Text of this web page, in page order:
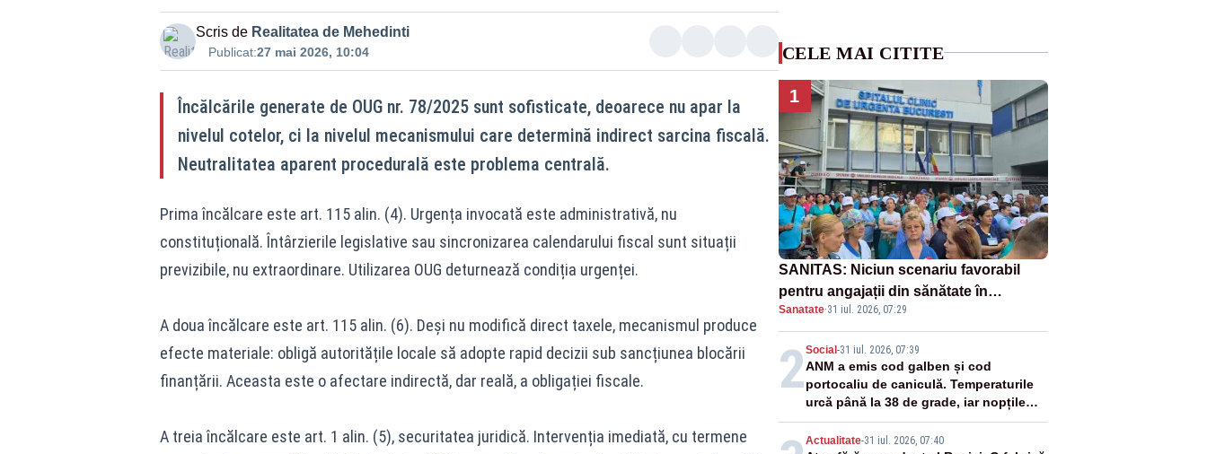
Scris de Realitatea de Mehedinti
Publicat:27 mai 2026, 10:04
Încălcările generate de OUG nr. 78/2025 sunt sofisticate, deoarece nu apar la
nivelul cotelor, ci la nivelul mecanismului care determină indirect sarcina fiscală.
Neutralitatea aparent procedurală este problema centrală.
Prima încălcare este art. 115 alin. (4). Urgența invocată este administrativă, nu
constituțională. Întârzierile legislative sau sincronizarea calendarului fiscal sunt situații
previzibile, nu extraordinare. Utilizarea OUG deturnează condiția urgenței.
A doua încălcare este art. 115 alin. (6). Deși nu modifică direct taxele, mecanismul produce
efecte materiale: obligă autoritățile locale să adopte rapid decizii sub sancțiunea blocării
finanțării. Aceasta este o afectare indirectă, dar reală, a obligației fiscale.
A treia încălcare este art. 1 alin. (5), securitatea juridică. Intervenția imediată, cu termene
CELE MAI CITITE
1
SANITAS: Niciun scenariu favorabil
pentru angajații din sănătate în
proiectul Legii salarizării
Sanatate·31 iul. 2026, 07:29
2Social-31 iul. 2026, 07:39
ANM a emis cod galben și cod
portocaliu de caniculă. Temperaturile
urcă până la 38 de grade, iar nopțile
devin tropicale
Actualitate-31 iul. 2026, 07:40